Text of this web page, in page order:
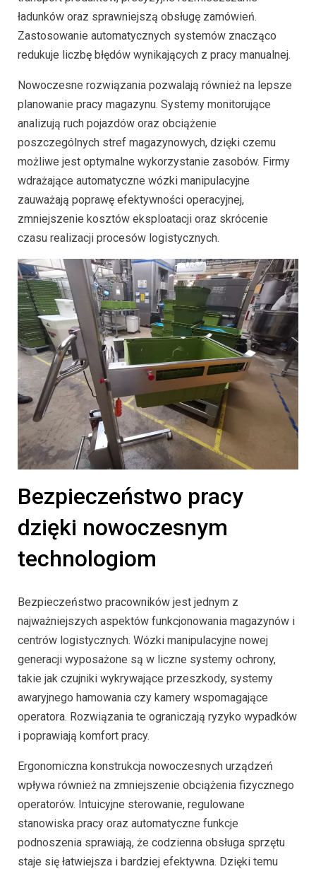
ładunków oraz sprawniejszą obsługę zamówień.
Zastosowanie automatycznych systemów znacząco
redukuje liczbę błędów wynikających z pracy manualnej.
Nowoczesne rozwiązania pozwalają również na lepsze
planowanie pracy magazynu. Systemy monitorujące
analizują ruch pojazdów oraz obciążenie
poszczególnych stref magazynowych, dzięki czemu
możliwe jest optymalne wykorzystanie zasobów. Firmy
wdrażające automatyczne wózki manipulacyjne
zauważają poprawę efektywności operacyjnej,
zmniejszenie kosztów eksploatacji oraz skrócenie
czasu realizacji procesów logistycznych.
Bezpieczeństwo pracy
dzięki nowoczesnym
technologiom
Bezpieczeństwo pracowników jest jednym z
najważniejszych aspektów funkcjonowania magazynów i
centrów logistycznych. Wózki manipulacyjne nowej
generacji wyposażone są w liczne systemy ochrony,
takie jak czujniki wykrywające przeszkody, systemy
awaryjnego hamowania czy kamery wspomagające
operatora. Rozwiązania te ograniczają ryzyko wypadków
i poprawiają komfort pracy.
Ergonomiczna konstrukcja nowoczesnych urządzeń
wpływa również na zmniejszenie obciążenia fizycznego
operatorów. Intuicyjne sterowanie, regulowane
stanowiska pracy oraz automatyczne funkcje
podnoszenia sprawiają, że codzienna obsługa sprzętu
staje się łatwiejsza i bardziej efektywna. Dzięki temu